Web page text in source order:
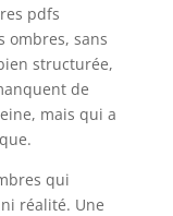
pdfs
ombres, sans
structurée,
de
mais qui a
qui
réalité. Une